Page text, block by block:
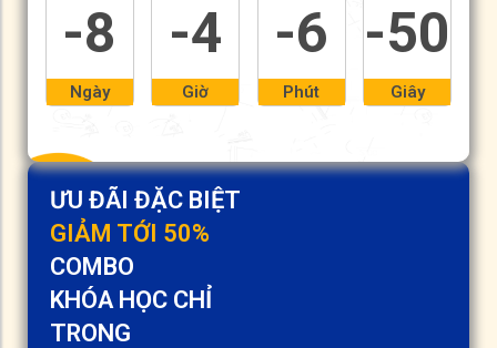
ƯU ĐÃI ĐẶC BIỆT
GIẢM TỚI 50%
COMBO
KHÓA HỌC CHỈ
TRONG
-8
Ngày
-4
Giờ
-6
Phút
-50
Giây